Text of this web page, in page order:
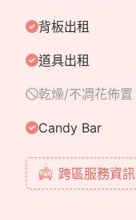
背板出租
道具出租
乾燥/不凋花佈置
Candy Bar
跨區服務資訊